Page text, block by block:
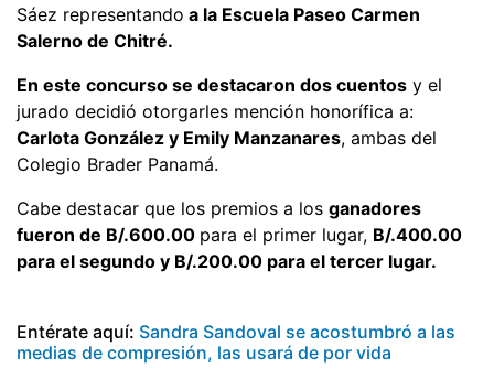
Sáez representando a la Escuela Paseo Carmen
Salerno de Chitré.
En este concurso se destacaron dos cuentos y el
jurado decidió otorgarles mención honorífica a:
Carlota González y Emily Manzanares, ambas del
Colegio Brader Panamá.
Cabe destacar que los premios a los ganadores
fueron de B/.600.00 para el primer lugar, B/.400.00
para el segundo y B/.200.00 para el tercer lugar.
Entérate aquí: Sandra Sandoval se acostumbró a las
medias de compresión, las usará de por vida